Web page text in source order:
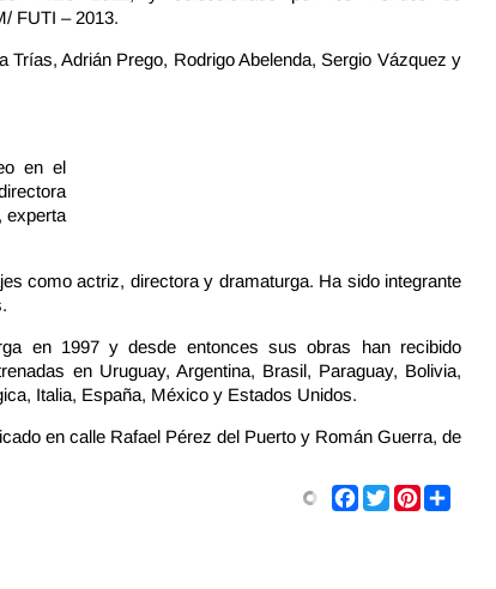
FUTI – 2013.
Trías, Adrián Prego, Rodrigo Abelenda, Sergio Vázquez y
en el
experta
como actriz, directora y dramaturga. Ha sido integrante
en 1997 y desde entonces sus obras han recibido
en Uruguay, Argentina, Brasil, Paraguay, Bolivia,
Italia, España, México y Estados Unidos.
en calle Rafael Pérez del Puerto y Román Guerra, de
Facebook
TwitterPinterest